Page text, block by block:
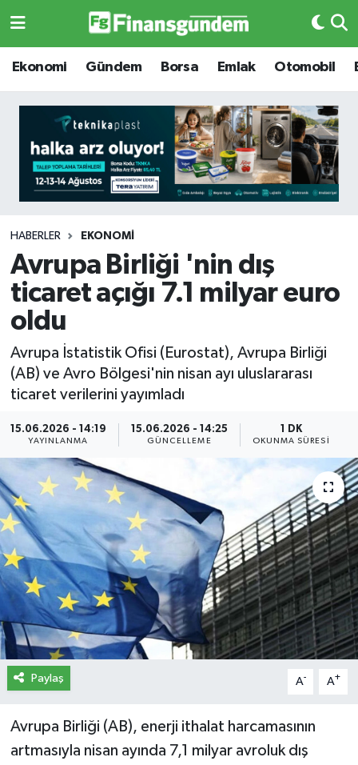
Ekonomi Gündem Borsa Emlak Otomobil
HABERLER EKONOMI
Avrupa Birliği 'nin dış
ticaret açığı 7.1 milyar euro
oldu
Avrupa İstatistik Ofisi (Eurostat), Avrupa Birliği
(AB) ve Avro Bölgesi'nin nisan ayı uluslararası
ticaret verilerini yayımladı
15.06.2026 - 14:19
YAYINLANMA
15.06.2026 - 14:25
GÜNCELLEME
1 DK
OKUNMA SÜRESI
Paylaş A- A+
Avrupa Birliği (AB), enerji ithalat harcamasının
artmasıyla nisan ayında 7,1 milyar avroluk dış
Ekonomi
Borsa
Emlak
Otomobil
Gizlilik Sözleşmesi
Hakkımızda
İletişim
Künye
Yasal Uyarı
Ekonomi
Borsa
Emlak
Emtia
BITCOIN
Yapay Zeka